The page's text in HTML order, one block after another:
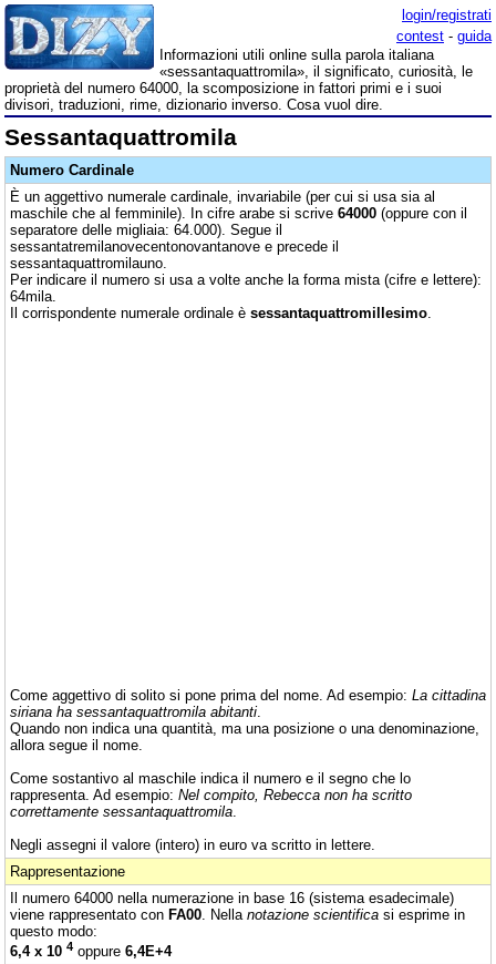
login/registrati
contest - guida
Informazioni utili online sulla parola italiana
«sessantaquattromila», il significato, curiosità, le
proprietà del numero 64000, la scomposizione in fattori primi e i suoi
divisori, traduzioni, rime, dizionario inverso. Cosa vuol dire.
Sessantaquattromila
Numero Cardinale
È un aggettivo numerale cardinale, invariabile (per cui si usa sia al
maschile che al femminile). In cifre arabe si scrive 64000 (oppure con il
separatore delle migliaia: 64.000). Segue il
sessantatremilanovecentonovantanove e precede il
sessantaquattromilauno.
Per indicare il numero si usa a volte anche la forma mista (cifre e lettere):
64mila.
Il corrispondente numerale ordinale è sessantaquattromillesimo
Come aggettivo di solito si pone prima del nome. Ad esempio: La cittadina
siriana ha sessantaquattromila abitanti
Quando non indica una quantità, ma una posizione o una denominazione,
allora segue il nome.
Come sostantivo al maschile indica il numero e il segno che lo
rappresenta. Ad esempio: Nel compito, Rebecca non ha scritto
correttamente sessantaquattromila
Negli assegni il valore (intero) in euro va scritto in lettere.
Rappresentazione
Il numero 64000 nella numerazione in base 16 (sistema esadecimale)
viene rappresentato con FA00 . Nella notazione scientifica si esprime in
questo modo:
6,4 x 10 4 oppure 6,4E+4